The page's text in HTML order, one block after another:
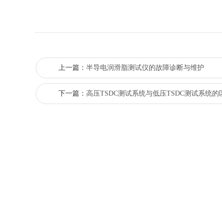
上一篇： 半导电润滑脂测试仪的故障诊断与维护
下一篇： 高压TSDC测试系统与低压TSDC测试系统的